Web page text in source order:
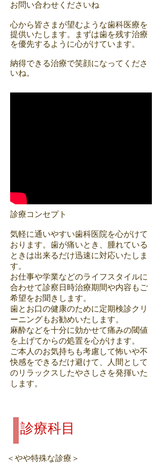
お問い合わせくださいね
心から皆さまが望むような歯科医療を
提供いたします。まずは歯を残す治療
を優先するように心がけています。
納得できる治療で笑顔になってくださ
いね。
診療コンセプト
気軽に通いやすい歯科医院を心がけて
おります。​歯が痛いとき、腫れている
ときは出来るだけ迅速に対応いたしま
す。
お仕事や学業などのライフスタイルに
合わせて診察日時治療期間や内容もご
希望をお聞きします。
歯とお口の健康のために定期検診クリ
ーニングもお勧めいたします。
麻酔などを十分に効かせて痛みの閾値
を上げてからの処置を心がけます。
ご本人のお気持ちも考慮して怖いや不
快感をできるだけ避けて、人間として
のリラックスしたやさしさを発揮いた
します。
診療科目
＜やや特殊な診療＞